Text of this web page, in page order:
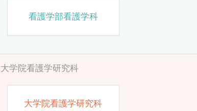
看護学部看護学科
大学院看護学研究科
大学院看護学研究科